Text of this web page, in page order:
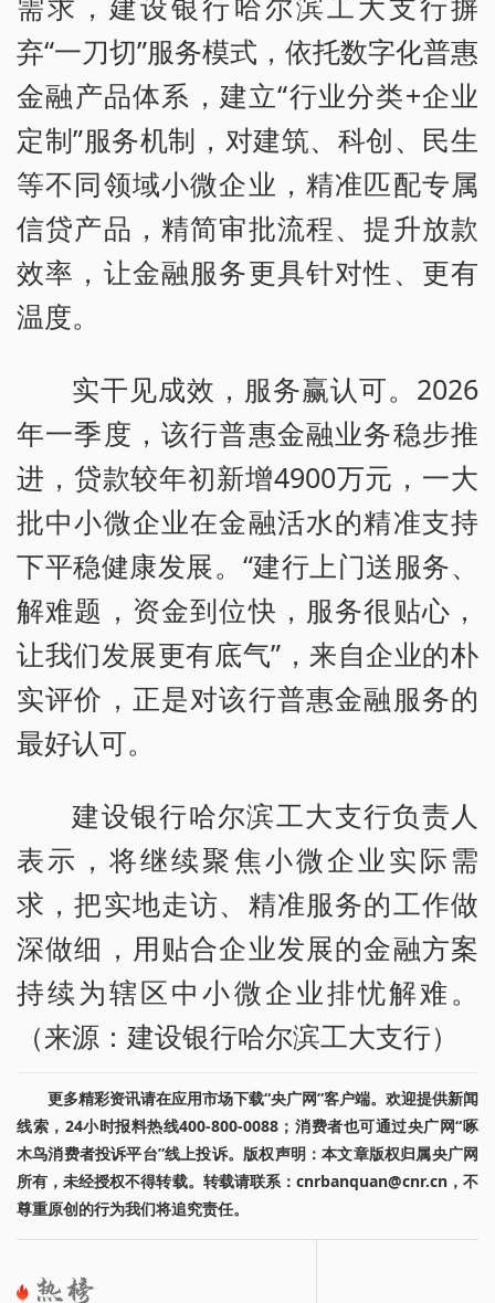
弃“一刀切”服务模式，依托数字化普惠
金融产品体系，建立“行业分类+企业
定制”服务机制，对建筑、科创、民生
等不同领域小微企业，精准匹配专属
信贷产品，精简审批流程、提升放款
效率，让金融服务更具针对性、更有
温度。
实干见成效，服务赢认可。2026
年一季度，该行普惠金融业务稳步推
进，贷款较年初新增4900万元，一大
批中小微企业在金融活水的精准支持
下平稳健康发展。“建行上门送服务、
解难题，资金到位快，服务很贴心，
让我们发展更有底气”，来自企业的朴
实评价，正是对该行普惠金融服务的
最好认可。
建设银行哈尔滨工大支行负责人
表示，将继续聚焦小微企业实际需
求，把实地走访、精准服务的工作做
深做细，用贴合企业发展的金融方案
持续为辖区中小微企业排忧解难。
（来源：建设银行哈尔滨工大支行）
更多精彩资讯请在应用市场下载“央广网”客户端。欢迎提供新闻
线索，24小时报料热线400-800-0088；消费者也可通过央广网“啄
木鸟消费者投诉平台”线上投诉。版权声明：本文章版权归属央广网
所有，未经授权不得转载。转载请联系：cnrbanquan@cnr.cn，不
尊重原创的行为我们将追究责任。